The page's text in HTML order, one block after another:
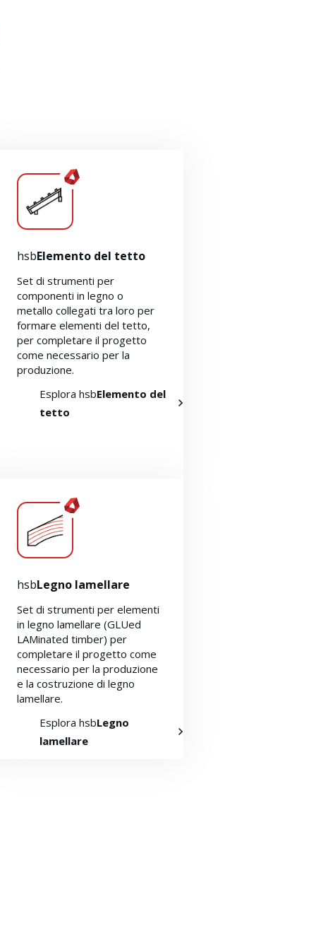
hsbElemento del tetto
Set di strumenti per
componenti in legno o
metallo collegati tra loro per
formare elementi del tetto,
per completare il progetto
come necessario per la
produzione.
Esplora hsbElemento del
tetto
hsbLegno lamellare
Set di strumenti per elementi
in legno lamellare (GLUed
LAMinated timber) per
completare il progetto come
necessario per la produzione
e la costruzione di legno
lamellare.
Esplora hsbLegno
lamellare